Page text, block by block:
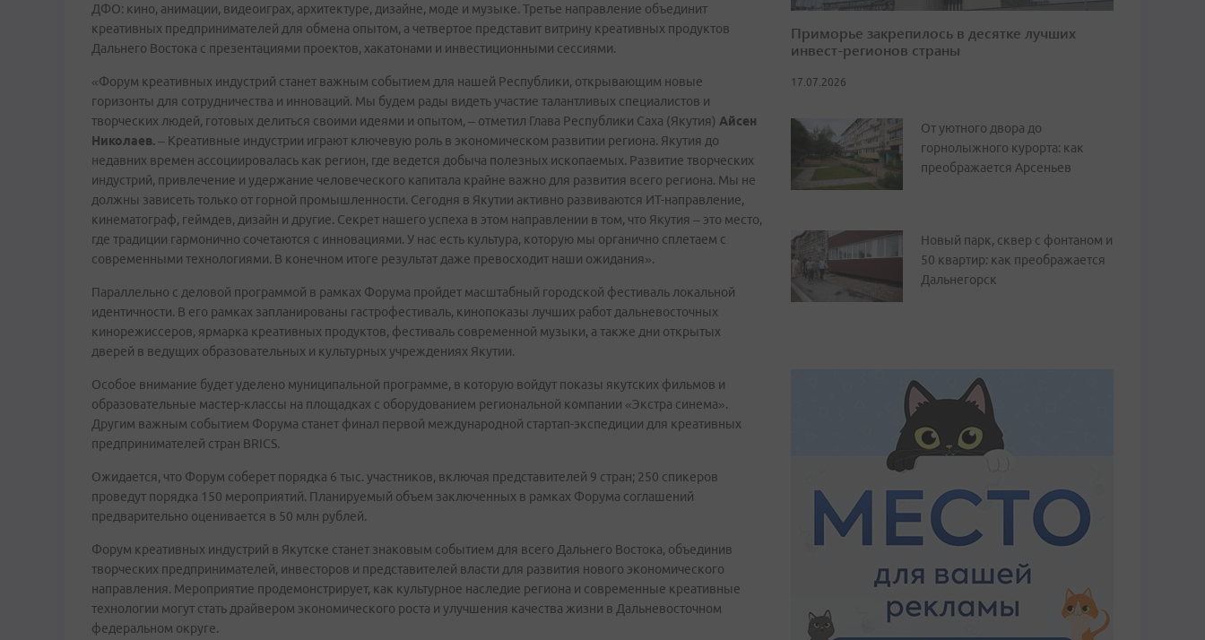
ДФО: кино, анимации, видеоиграх, архитектуре, дизайне, моде и музыке. Третье направление объединит
креативных предпринимателей для обмена опытом, а четвертое представит витрину креативных продуктов
Дальнего Востока с презентациями проектов, хакатонами и инвестиционными сессиями.
«Форум креативных индустрий станет важным событием для нашей Республики, открывающим новые
горизонты для сотрудничества и инноваций. Мы будем рады видеть участие талантливых специалистов и
творческих людей, готовых делиться своими идеями и опытом, – отметил Глава Республики Саха (Якутия) Айсен
Николаев.– Креативные индустрии играют ключевую роль в экономическом развитии региона. Якутия до
недавних времен ассоциировалась как регион, где ведется добыча полезных ископаемых. Развитие творческих
индустрий, привлечение и удержание человеческого капитала крайне важно для развития всего региона. Мы не
должны зависеть только от горной промышленности. Сегодня в Якутии активно развиваются ИТ-направление,
кинематограф, геймдев, дизайн и другие. Секрет нашего успеха в этом направлении в том, что Якутия – это место,
где традиции гармонично сочетаются с инновациями. У нас есть культура, которую мы органично сплетаем с
современными технологиями. В конечном итоге результат даже превосходит наши ожидания».
Параллельно с деловой программой в рамках Форума пройдет масштабный городской фестиваль локальной
идентичности. В его рамках запланированы гастрофестиваль, кинопоказы лучших работ дальневосточных
кинорежиссеров, ярмарка креативных продуктов, фестиваль современной музыки, а также дни открытых
дверей в ведущих образовательных и культурных учреждениях Якутии.
Особое внимание будет уделено муниципальной программе, в которую войдут показы якутских фильмов и
образовательные мастер-классы на площадках с оборудованием региональной компании «Экстра синема».
Другим важным событием Форума станет финал первой международной стартап-экспедиции для креативных
предпринимателей стран BRICS.
Ожидается, что Форум соберет порядка 6 тыс. участников, включая представителей 9 стран; 250 спикеров
проведут порядка 150 мероприятий. Планируемый объем заключенных в рамках Форума соглашений
предварительно оценивается в 50 млн рублей.
Форум креативных индустрий в Якутске станет знаковым событием для всего Дальнего Востока, объединив
творческих предпринимателей, инвесторов и представителей власти для развития нового экономического
направления. Мероприятие продемонстрирует, как культурное наследие региона и современные креативные
технологии могут стать драйвером экономического роста и улучшения качества жизни в Дальневосточном
федеральном округе.
Приморье закрепилось в десятке лучших
инвест-регионов страны
17.07.2026
От уютного двора до
горнолыжного курорта: как
преображается Арсеньев
Новый парк, сквер с фонтаном и
50 квартир: как преображается
Дальнегорск